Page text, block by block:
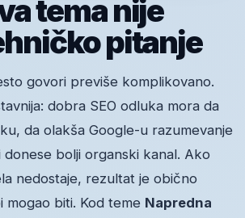
tema nije
pitanje
govori previše komplikovano.
dobra SEO odluka mora da
da olakša Google-u razumevanje
donese bolji organski kanal. Ako
nedostaje, rezultat je obično
mogao biti. Kod teme Napredna